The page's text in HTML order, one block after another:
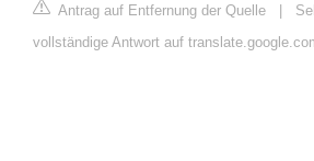
Antrag auf Entfernung der Quelle |
vollständige Antwort auf